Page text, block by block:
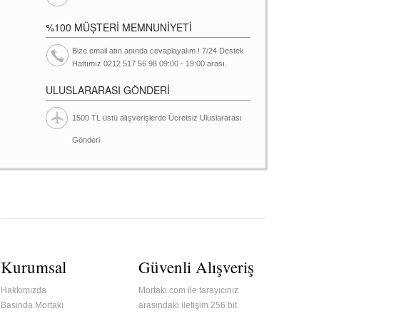
%100 MÜŞTERİ MEMNUNİYETİ
Bize email atın anında cevaplayalım ! 7/24 Destek
Hattımız 0212 517 56 98 09:00 - 19:00 arası.
ULUSLARARASI GÖNDERİ
1500 TL üstü alışverişlerde Ücretsiz Uluslararası
Gönderi
Kurumsal
Hakkımızda
Basında Mortakı
Güvenli Alışveriş
Mortakı.com ile tarayıcınız
arasındaki iletişim 256 bit